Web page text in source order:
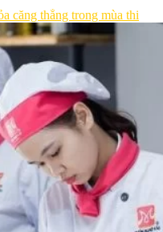
căng thẳng trong mùa thi